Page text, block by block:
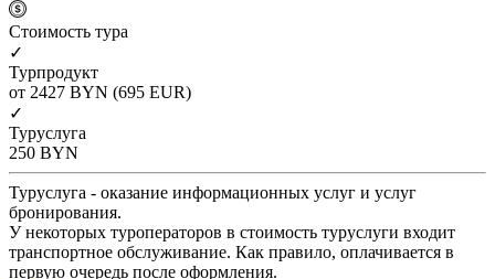
Cтоимость тура
✓
Турпродукт
от 2427 BYN (695 EUR)
✓
Туруслуга
250 BYN
Туруслуга - оказание информационных услуг и услуг
бронирования.
У некоторых туроператоров в стоимость туруслуги входит
транспортное обслуживание. Как правило, оплачивается в
первую очередь после оформления.